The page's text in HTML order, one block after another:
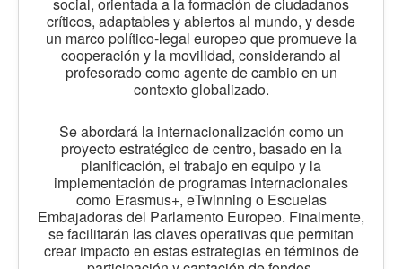
críticos, adaptables y abiertos al mundo, y desde
un marco político-legal europeo que promueve la
cooperación y la movilidad, considerando al
profesorado como agente de cambio en un
contexto globalizado.
Se abordará la internacionalización como un
proyecto estratégico de centro, basado en la
planificación, el trabajo en equipo y la
implementación de programas internacionales
como Erasmus+, eTwinning o Escuelas
Embajadoras del Parlamento Europeo. Finalmente,
se facilitarán las claves operativas que permitan
crear impacto en estas estrategias en términos de